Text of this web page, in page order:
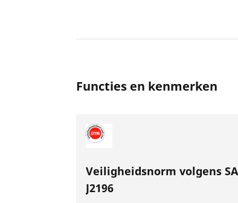
Functies en kenmerken
Veiligheidsnorm volgens
J2196